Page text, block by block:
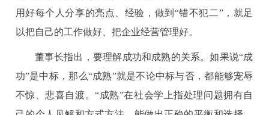
用好每个人分享的亮点、经验，做到“错不犯二”，就足
以把自己的工作做好、把企业经营管理好。
董事长指出，要理解成功和成熟的关系。如果说“成
功”是中标，那么“成熟”就是不论中标与否，都能够宠辱
不惊、悲喜自渡。“成熟”在社会学上指处理问题拥有自